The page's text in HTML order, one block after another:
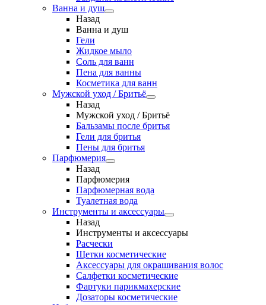
Ванна и душ
Назад
Ванна и душ
Гели
Жидкое мыло
Соль для ванн
Пена для ванны
Косметика для ванн
Мужской уход / Бритьё
Назад
Мужской уход / Бритьё
Бальзамы после бритья
Гели для бритья
Пены для бритья
Парфюмерия
Назад
Парфюмерия
Парфюмерная вода
Туалетная вода
Инструменты и аксессуары
Назад
Инструменты и аксессуары
Расчески
Щетки косметические
Аксессуары для окрашивания волос
Салфетки косметические
Фартуки парикмахерские
Дозаторы косметические